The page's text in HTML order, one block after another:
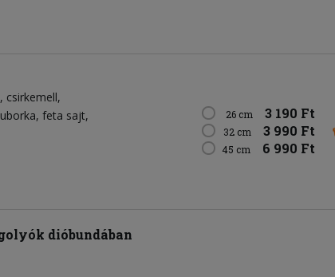
csirkemell
feta sajt
26 cm 3 190 Ft
32 cm 3 990 Ft
45 cm 6 990 Ft
dióbundában